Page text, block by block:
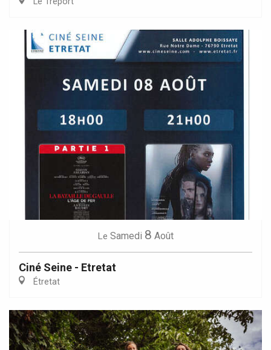
Le Samedi 8 Août
Ciné Seine - Etretat
Étretat